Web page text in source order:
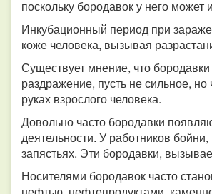
поскольку бородавок у него может
Инкубационный период при
коже человека, вызывая
Существует мнение, что
раздражение, пусть не сильное,
руках взрослого человека.
Довольно часто бородавки
деятельности. У работников
запястьях. Эти бородавки,
Носителями бородавок часто